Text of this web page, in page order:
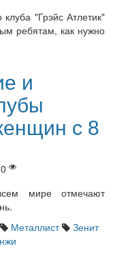
клуба "Грэйс Атлетик"
ребятам, как нужно
и
с 8
мире отмечают
Металлист
Зенит